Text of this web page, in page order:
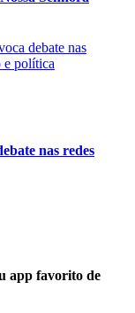
nas redes
app favorito de